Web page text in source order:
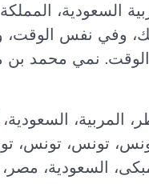
السعودية، المملكة
وفي نفس
نمي محمد بن
المربية،
تونس، تونس،
مصر، المبكى،